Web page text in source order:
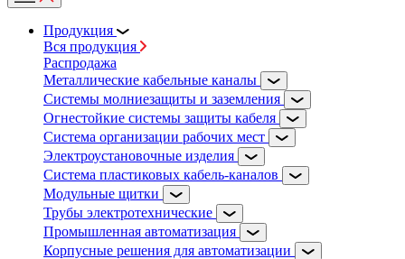
Продукция
Вся продукция
Распродажа
Металлические кабельные каналы
Системы молниезащиты и заземления
Огнестойкие системы защиты кабеля
Система организации рабочих мест
Электроустановочные изделия
Система пластиковых кабель-каналов
Модульные щитки
Трубы электротехнические
Промышленная автоматизация
Корпусные решения для автоматизации